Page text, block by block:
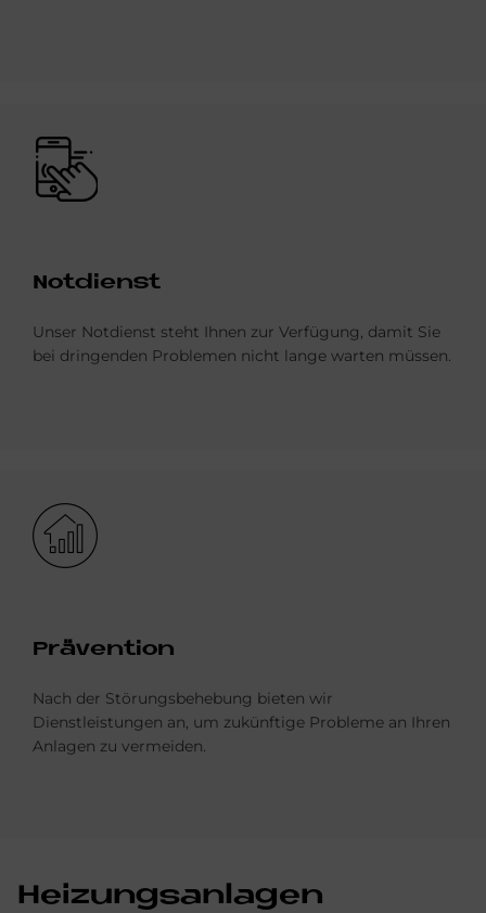
Bild
Not­dienst
Unser Notdienst steht Ihnen zur Verfügung, damit Sie
bei dringenden Problemen nicht lange warten müssen.
Bild
Prä­ven­ti­on
Nach der Störungsbehebung bieten wir
Dienstleistungen an, um zukünftige Probleme an Ihren
Anlagen zu vermeiden.
Hei­zungs­an­la­gen